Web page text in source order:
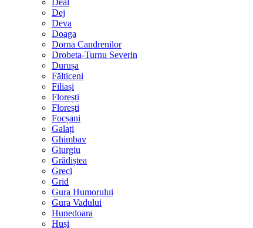
Deal
Dej
Deva
Doaga
Dorna Candrenilor
Drobeta-Turnu Severin
Durușa
Fălticeni
Filiași
Florești
Florești
Focșani
Galați
Ghimbav
Giurgiu
Grădiștea
Greci
Grid
Gura Humorului
Gura Vadului
Hunedoara
Huși